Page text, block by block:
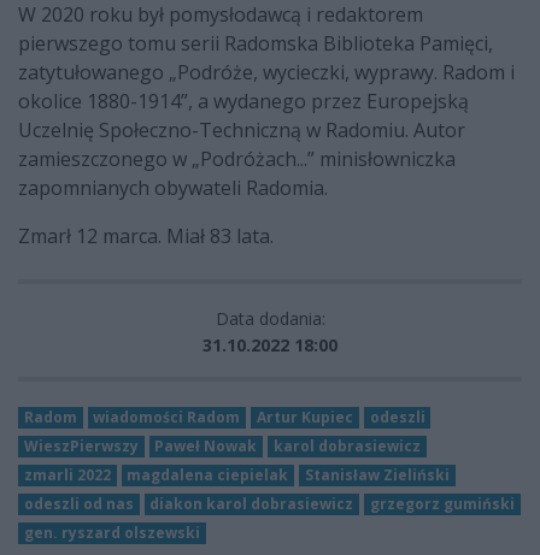
W 2020 roku był pomysłodawcą i redaktorem
pierwszego tomu serii Radomska Biblioteka Pamięci,
zatytułowanego „Podróże, wycieczki, wyprawy. Radom i
okolice 1880-1914”, a wydanego przez Europejską
Uczelnię Społeczno-Techniczną w Radomiu. Autor
zamieszczonego w „Podróżach...” minisłowniczka
zapomnianych obywateli Radomia.
Zmarł 12 marca. Miał 83 lata.
Data dodania:
31.10.2022 18:00
Radom wiadomości Radom Artur Kupiec
odeszli
WieszPierwszy
Paweł Nowak
karol dobrasiewicz
zmarli 2022
magdalena ciepielak
Stanisław Zieliński
odeszli od nas
diakon karol dobrasiewicz
grzegorz gumiński
gen. ryszard olszewski